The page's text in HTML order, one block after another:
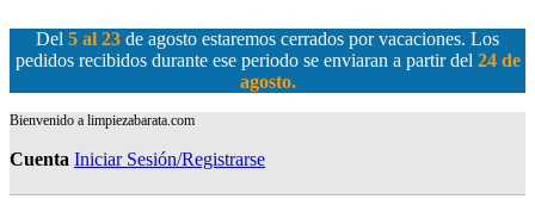
Del 5 al 23 de agosto estaremos cerrados por vacaciones. Los
pedidos recibidos durante ese periodo se enviaran a partir del 24 de
agosto.
Bienvenido a limpiezabarata.com
Cuenta Iniciar Sesión/Registrarse